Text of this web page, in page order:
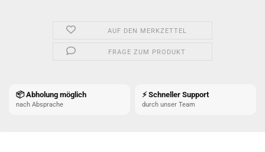
AUF DEN MERKZETTEL
FRAGE ZUM PRODUKT
📦 Abholung möglich
nach Absprache
⚡ Schneller Support
durch unser Team